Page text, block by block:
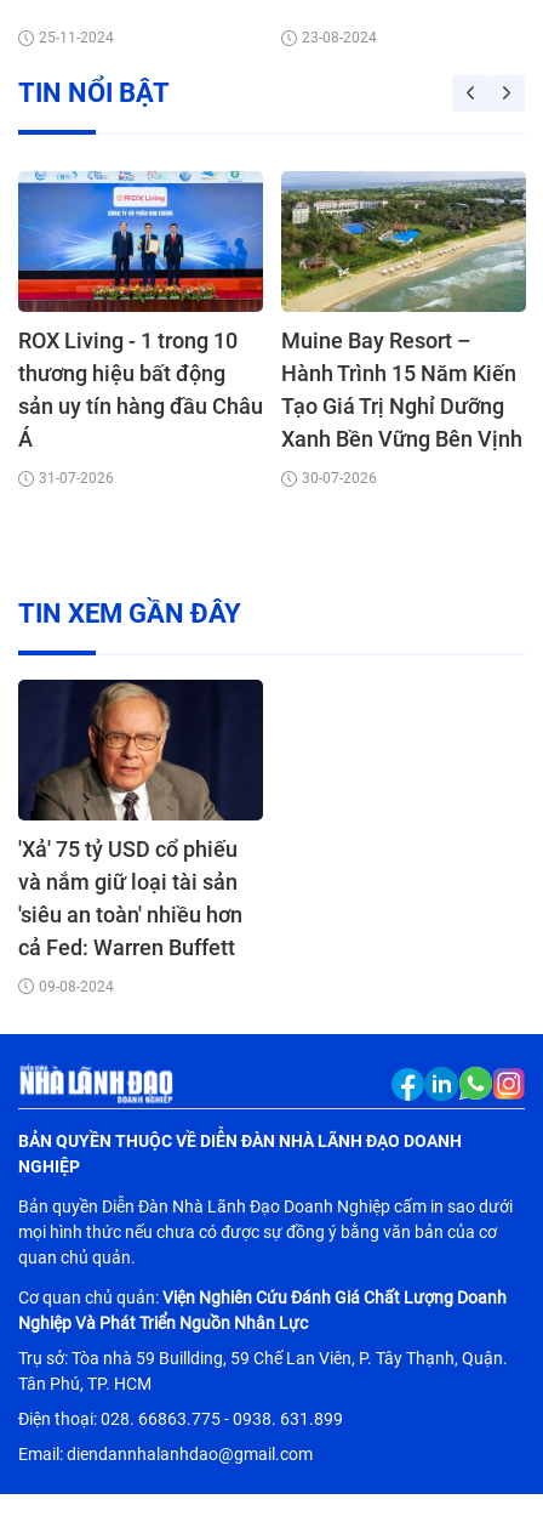
25-11-2024 23-08-2024
TIN NỔI BẬT
ROX Living - 1 trong 10
thương hiệu bất động
sản uy tín hàng đầu Châu
Á
31-07-2026
Muine Bay Resort –
Hành Trình 15 Năm Kiến
Tạo Giá Trị Nghỉ Dưỡng
Xanh Bền Vững Bên Vịnh
Mũi Né
30-07-2026
TIN XEM GẦN ĐÂY
'Xả' 75 tỷ USD cổ phiếu
và nắm giữ loại tài sản
'siêu an toàn' nhiều hơn
cả Fed: Warren Buffett
đang muốn cảnh báo
09-08-2024
BẢN QUYỀN THUỘC VỀ DIỄN ĐÀN NHÀ LÃNH ĐẠO DOANH
NGHIỆP
Bản quyền Diễn Đàn Nhà Lãnh Đạo Doanh Nghiệp cấm in sao dưới
mọi hình thức nếu chưa có được sự đồng ý bằng văn bản của cơ
quan chủ quản.
Cơ quan chủ quản:Viện Nghiên Cứu Đánh Giá Chất Lượng Doanh
Nghiệp Và Phát Triển Nguồn Nhân Lực
Trụ sở: Tòa nhà 59 Buillding, 59 Chế Lan Viên, P. Tây Thạnh, Quận.
Tân Phú, TP. HCM
Điện thoại: 028. 66863.775 - 0938. 631.899
Email: diendannhalanhdao@gmail.com